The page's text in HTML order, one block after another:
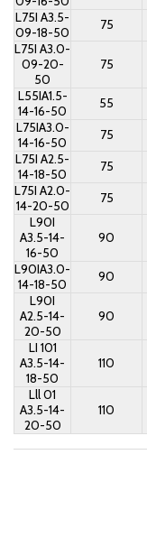
L75I A3.5-
09-18-50
75
L75I A3.0-
09-20-
50
75
L55IA1.5-
14-16-50
55
L75IA3.0-
14-16-50
75
L75I A2.5-
14-18-50
75
L75I A2.0-
14-20-50
75
L90I
A3.5-14-
16-50
90
L90IA3.0-
14-18-50
90
L90I
A2.5-14-
20-50
90
LI 101
A3.5-14-
18-50
110
Lll 01
A3.5-14-
20-50
110